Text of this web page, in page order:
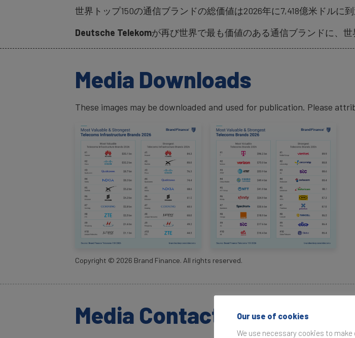
世界トップ150の通信ブランドの総価値は2026年に7,418億米ドルに
Deutsche Telekomが再び世界で最も価値のある通信ブランドに、
Media Downloads
These images may be downloaded and used for publication. Please
Copyright © 2026 Brand Finance. All rights reserved.
Media Contacts Our use of cookies
We use necessary cookies to make